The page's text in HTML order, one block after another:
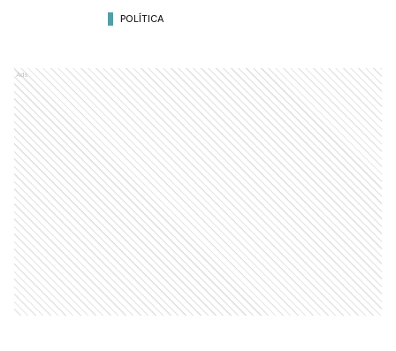
POLÍTICA
Ads